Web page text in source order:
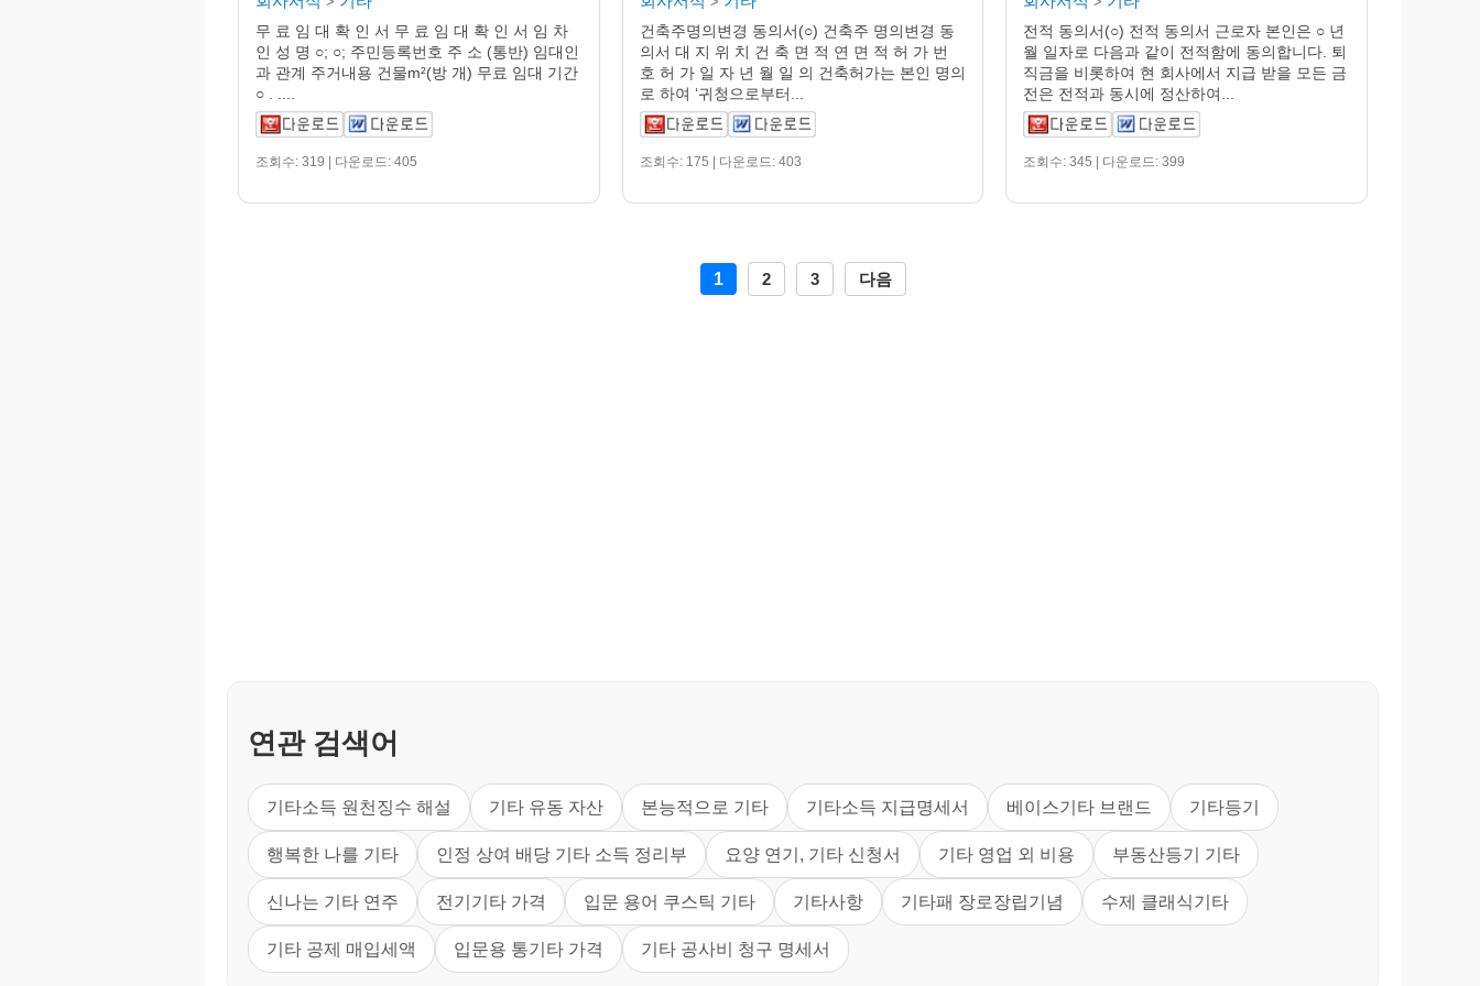
무 료 임 대 확 인 서 무 료 임 대 확 인 서 임 차
인 성 명 ○; ○; 주민등록번호 주 소 (통반) 임대인
과 관계 주거내용 건물m²(방 개) 무료 임대 기간
○ . ....
조회수: 319 | 다운로드: 405
건축주명의변경 동의서(○) 건축주 명의변경 동
의서 대 지 위 치 건 축 면 적 연 면 적 허 가 번
호 허 가 일 자 년 월 일 의 건축허가는 본인 명의
로 하여 ‘귀청으로부터...
조회수: 175 | 다운로드: 403
전적 동의서(○) 전적 동의서 근로자 본인은 ○ 년
월 일자로 다음과 같이 전적함에 동의합니다. 퇴
직금을 비롯하여 현 회사에서 지급 받을 모든 금
전은 전적과 동시에 정산하여...
조회수: 345 | 다운로드: 399
1 2 3 다음
연관 검색어
기타소득 원천징수 해설 기타 유동 자산 본능적으로 기타 기타소득 지급명세서 베이스기타 브랜드 기타등기
행복한 나를 기타 인정 상여 배당 기타 소득 정리부 요양 연기, 기타 신청서 기타 영업 외 비용 부동산등기 기타
신나는 기타 연주 전기기타 가격 입문 용어 쿠스틱 기타 기타사항 기타패 장로장립기념 수제 클래식기타
기타 공제 매입세액 입문용 통기타 가격 기타 공사비 청구 명세서